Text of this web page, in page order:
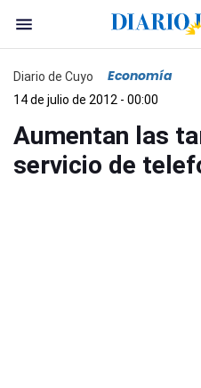
Diario de Cuyo Economía
14 de julio de 2012 - 00:00
Aumentan las
servicio de